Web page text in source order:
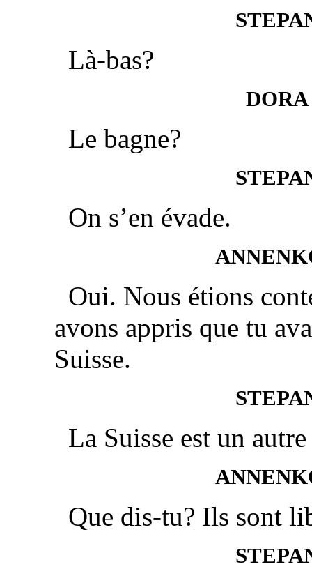
Là-bas?
DORA
Le bagne?
On s’en évade.
Oui. Nous étions
avons appris que tu
Suisse.
La Suisse est un
Que dis-tu? Ils sont